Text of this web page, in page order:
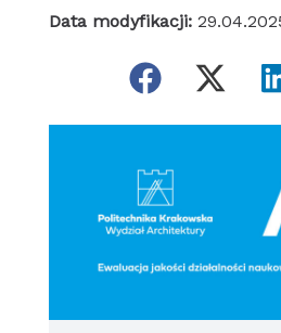
Data modyfikacji: